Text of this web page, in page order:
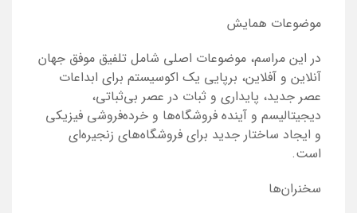
موضوعات همایش
در این مراسم، موضوعات اصلی شامل تلفیق موفق جهان
آنلاین و آفلاین، برپایی یک اکوسیستم برای ابداعات
عصر جدید، پایداری و ثبات در عصر بی‌ثباتی،
دیجیتالیسم و آینده فروشگاه‌ها و خرده‌فروشی فیزیکی
و ایجاد ساختار جدید برای فروشگاه‌های زنجیره‌ای
است.
سخنران‌ها